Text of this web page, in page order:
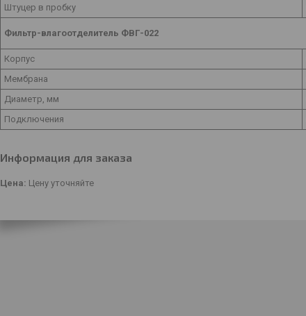
Штуцер в пробку
Фильтр-влагоотделитель ФВГ-022
Корпус
Мембрана
Диаметр, мм
Подключения
Информация для заказа
Цена: Цену уточняйте